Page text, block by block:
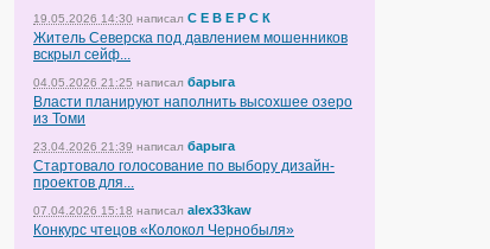
19.05.2026 14:30 написал С Е В Е Р С К
Житель Северска под давлением мошенников
вскрыл сейф...
04.05.2026 21:25 написал барыга
Власти планируют наполнить высохшее озеро
из Томи
23.04.2026 21:39 написал барыга
Стартовало голосование по выбору дизайн-
проектов для...
07.04.2026 15:18 написал alex33kaw
Конкурс чтецов «Колокол Чернобыля»